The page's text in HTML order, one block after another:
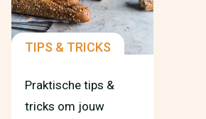
TIPS & TRICKS
Praktische tips &
tricks om jouw